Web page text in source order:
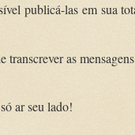
publicá-las em sua
as
ar seu lado!